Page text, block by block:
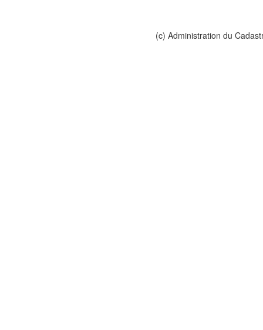
(c) Administration du